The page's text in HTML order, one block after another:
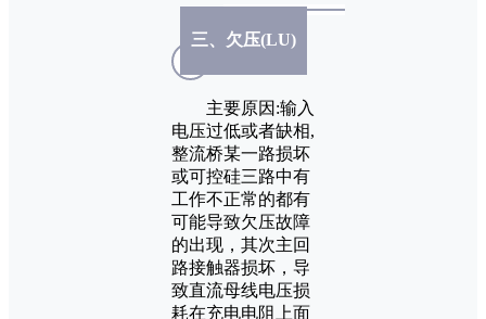
三、欠压(LU)
主要原因:输入
电压过低或者缺相,
整流桥某一路损坏
或可控硅三路中有
工作不正常的都有
可能导致欠压故障
的出现，其次主回
路接触器损坏，导
致直流母线电压损
耗在充电电阻上面